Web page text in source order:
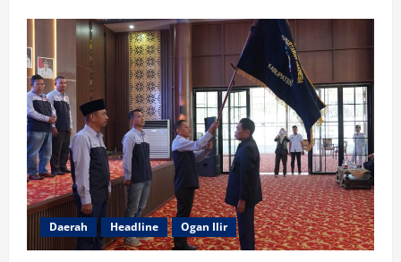
Daerah Headline Ogan Ilir